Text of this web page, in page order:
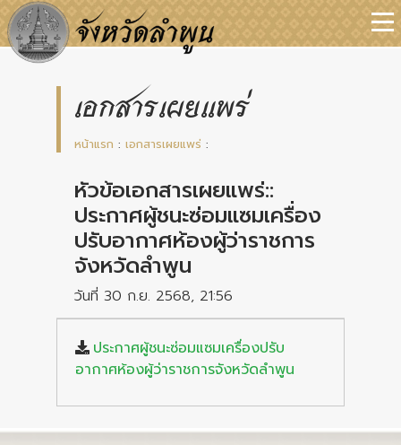
เอกสารเผยแพร่
หน้าแรก : เอกสารเผยแพร่ :
หัวข้อเอกสารเผยแพร่::
ประกาศผู้ชนะซ่อมแซมเครื่อง
ปรับอากาศห้องผู้ว่าราชการ
จังหวัดลำพูน
วันที่ 30 ก.ย. 2568, 21:56
ประกาศผู้ชนะซ่อมแซมเครื่องปรับ
อากาศห้องผู้ว่าราชการจังหวัดลำพูน